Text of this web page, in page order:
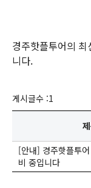
경주핫플투어의
니다.
게시글수 :1
[안내] 경주핫플투
비 중입니다